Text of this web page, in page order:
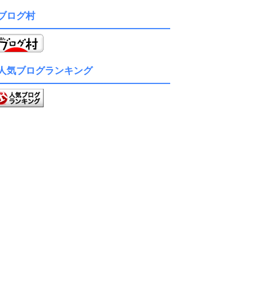
ログ村
気ブログランキング